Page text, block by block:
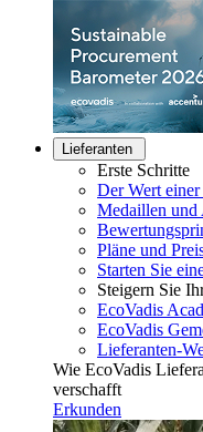
Lieferanten
Erste Schritte
Der Wert
Medaillen und
Pläne und
Starten Sie
Steigern Sie
EcoVadis
EcoVadis
Lieferanten-
Wie EcoVadis
verschafft
Erkunden